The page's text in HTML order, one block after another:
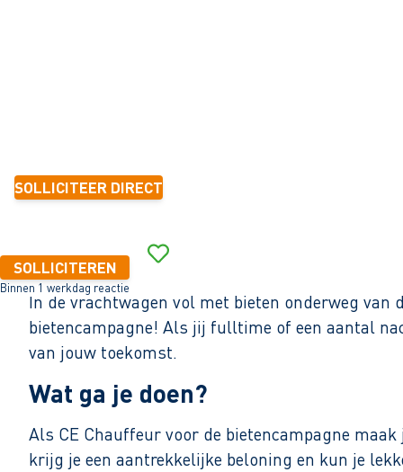
SOLLICITEER DIRECT
SOLLICITEREN
Binnen 1 werkdag reactie
In de vrachtwagen vol met bieten onderweg
bietencampagne! Als jij fulltime of een aantal
van jouw toekomst.
Wat ga je doen?
Als CE Chauffeur voor de bietencampagne
krijg je een aantrekkelijke beloning en kun je